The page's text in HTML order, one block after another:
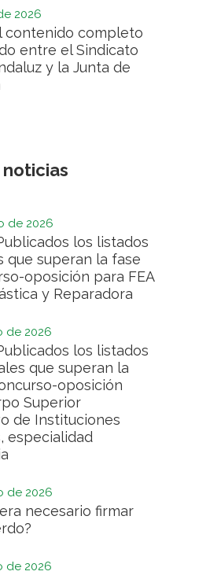
2026
contenido completo
entre el Sindicato
y la Junta de
de 2026
los listados
que superan la fase
oposición para FEA
y Reparadora
de 2026
los listados
que superan la
oposición
Superior
de Instituciones
especialidad
de 2026
necesario firmar
de 2026